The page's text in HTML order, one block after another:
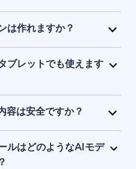
度が必要な場合にアップ
ライアント案件、ビジネ
ウェブサイト制作に利用
は作れますか？
で、テキストの指示や参
アルを作成できます。生
ンにすることも可能で
レットでも使えます
Android と iOS の両方
ブラウザでウエブ版を利
制作・編集が可能です。
容は安全ですか？
は安全なデータ暗号化と
おり、個人情報とプロジ
ァイルはプライベートな
ルはどのようなAIモデ